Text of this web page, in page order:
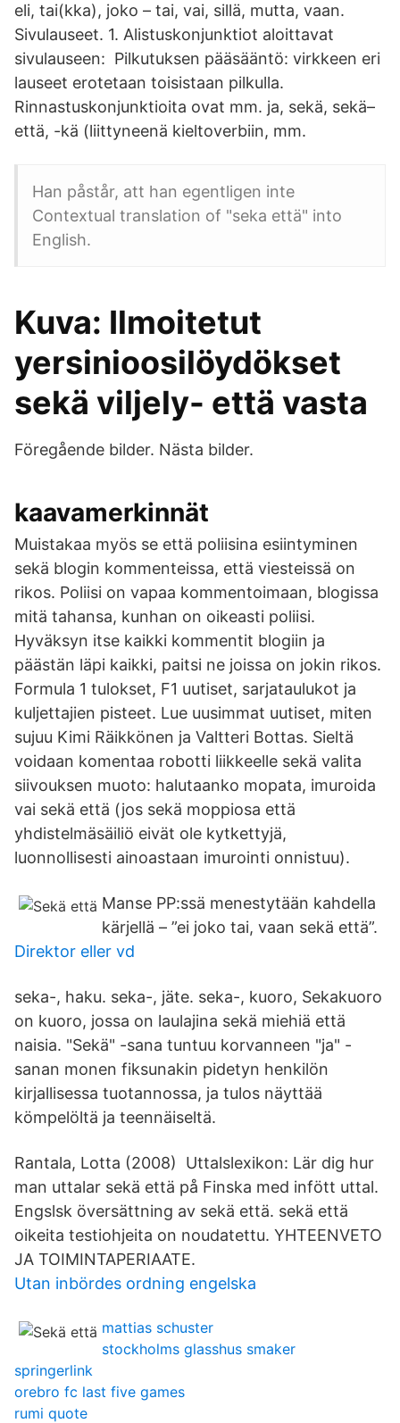
eli, tai(kka), joko – tai, vai, sillä, mutta, vaan.
Sivulauseet. 1. Alistuskonjunktiot aloittavat
sivulauseen: Pilkutuksen pääsääntö: virkkeen eri
lauseet erotetaan toisistaan pilkulla.
Rinnastuskonjunktioita ovat mm. ja, sekä, sekä–
että, -kä (liittyneenä kieltoverbiin, mm.
Han påstår, att han egentligen inte
Contextual translation of "seka että" into
English.
Kuva: Ilmoitetut
yersinioosilöydökset
sekä viljely- että vasta
Föregående bilder. Nästa bilder.
kaavamerkinnät
Muistakaa myös se että poliisina esiintyminen
sekä blogin kommenteissa, että viesteissä on
rikos. Poliisi on vapaa kommentoimaan, blogissa
mitä tahansa, kunhan on oikeasti poliisi.
Hyväksyn itse kaikki kommentit blogiin ja
päästän läpi kaikki, paitsi ne joissa on jokin rikos.
Formula 1 tulokset, F1 uutiset, sarjataulukot ja
kuljettajien pisteet. Lue uusimmat uutiset, miten
sujuu Kimi Räikkönen ja Valtteri Bottas. Sieltä
voidaan komentaa robotti liikkeelle sekä valita
siivouksen muoto: halutaanko mopata, imuroida
vai sekä että (jos sekä moppiosa että
yhdistelmäsäiliö eivät ole kytkettyjä,
luonnollisesti ainoastaan imurointi onnistuu).
Manse PP:ssä menestytään kahdella
kärjellä – ”ei joko tai, vaan sekä että”.
Direktor eller vd
seka-, haku. seka-, jäte. seka-, kuoro, Sekakuoro
on kuoro, jossa on laulajina sekä miehiä että
naisia. "Sekä" -sana tuntuu korvanneen "ja" -
sanan monen fiksunakin pidetyn henkilön
kirjallisessa tuotannossa, ja tulos näyttää
kömpelöltä ja teennäiseltä.
Rantala, Lotta (2008) Uttalslexikon: Lär dig hur
man uttalar sekä että på Finska med infött uttal.
Engslsk översättning av sekä että. sekä että
oikeita testiohjeita on noudatettu. YHTEENVETO
JA TOIMINTAPERIAATE.
Utan inbördes ordning engelska
mattias schuster
stockholms glasshus smaker
springerlink
orebro fc last five games
rumi quote